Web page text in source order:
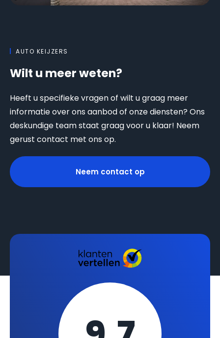
AUTO KEIJZERS
Wilt u meer weten?
Heeft u specifieke vragen of wilt u graag meer
informatie over ons aanbod of onze diensten? Ons
deskundige team staat graag voor u klaar! Neem
gerust contact met ons op.
Neem contact op